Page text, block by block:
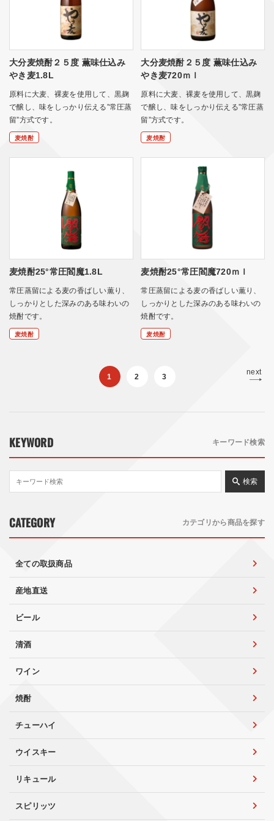
大分麦焼酎２５度 薫味仕込み
やき麦1.8L
原料に大麦、裸麦を使用して、黒麹
で醸し、味をしっかり伝える”常圧蒸
留”方式です。
麦焼酎
大分麦焼酎２５度 薫味仕込み
やき麦720ｍｌ
原料に大麦、裸麦を使用して、黒麹
で醸し、味をしっかり伝える”常圧蒸
留”方式です。
麦焼酎
麦焼酎25°常圧閻魔1.8L
常圧蒸留による麦の香ばしい薫り、
しっかりとした深みのある味わいの
焼酎です。
麦焼酎
麦焼酎25°常圧閻魔720ｍｌ
常圧蒸留による麦の香ばしい薫り、
しっかりとした深みのある味わいの
焼酎です。
麦焼酎
1 2 3
next
KEYWORD キーワード検索
検索
CATEGORY カテゴリから商品を探す
全ての取扱商品
産地直送
ビール
清酒
ワイン
焼酎
チューハイ
ウイスキー
リキュール
スピリッツ